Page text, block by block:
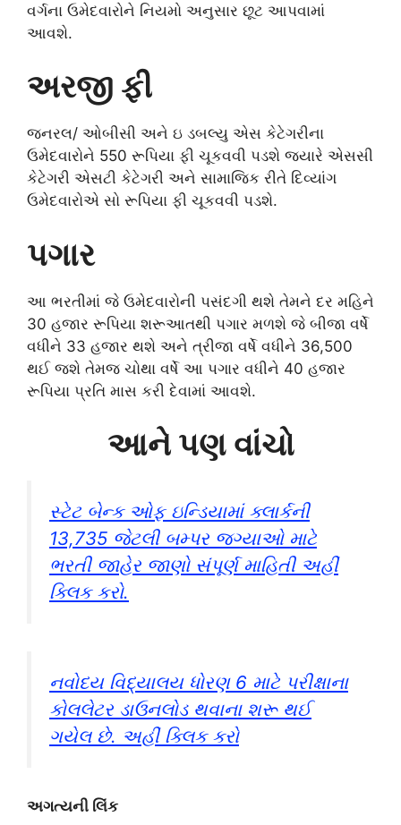
વર્ગના ઉમેદવારોને નિયમો અનુસાર છૂટ આપવામાં
આવશે.
અરજી ફી
જનરલ/ ઓબીસી અને ઇ ડબલ્યુ એસ કેટેગરીના
ઉમેદવારોને 550 રૂપિયા ફી ચૂકવવી પડશે જ્યારે એસસી
કેટેગરી એસટી કેટેગરી અને સામાજિક રીતે દિવ્યાંગ
ઉમેદવારોએ સો રૂપિયા ફી ચૂકવવી પડશે.
પગાર
આ ભરતીમાં જે ઉમેદવારોની પસંદગી થશે તેમને દર મહિને
30 હજાર રૂપિયા શરૂઆતથી પગાર મળશે જે બીજા વર્ષે
વધીને 33 હજાર થશે અને ત્રીજા વર્ષે વધીને 36,500
થઈ જશે તેમજ ચોથા વર્ષે આ પગાર વધીને 40 હજાર
રૂપિયા પ્રતિ માસ કરી દેવામાં આવશે.
આને પણ વાંચો
સ્ટેટ બેન્ક ઓફ ઇન્ડિયામાં ક્લાર્કની
13,735 જેટલી બમ્પર જગ્યાઓ માટે
ભરતી જાહેર જાણો સંપૂર્ણ માહિતી અહીં
ક્લિક કરો.
નવોદય વિદ્યાલય ધોરણ 6 માટે પરીક્ષાના
કોલલેટર ડાઉનલોડ થવાના શરૂ થઈ
ગયેલ છે. અહીં ક્લિક કરો
અગત્યની લિંક